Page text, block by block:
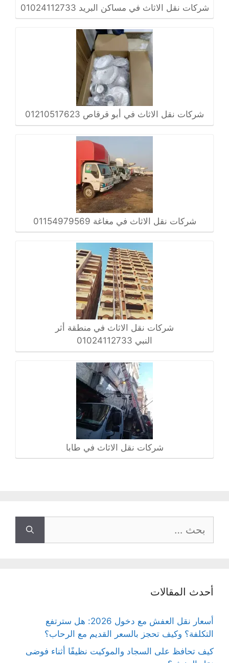
شركات نقل الاثاث في مساكن البريد 01024112733
شركات نقل الاثاث في أبو قرقاص 01210517623
شركات نقل الاثاث في مغاغة 01154979569
شركات نقل الاثاث في منطقة أثر
النبي 01024112733
شركات نقل الاثاث في طابا
عن:
أحدث المقالات
أسعار نقل العفش مع دخول 2026: هل سترتفع
التكلفة؟ وكيف تحجز بالسعر القديم مع الرحاب؟
كيف تحافظ على السجاد والموكيت نظيفًا أثناء فوضى